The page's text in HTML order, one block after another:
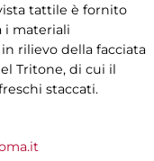
tattile è fornito
i materiali
rilievo della facciata
Tritone, di cui il
staccati.